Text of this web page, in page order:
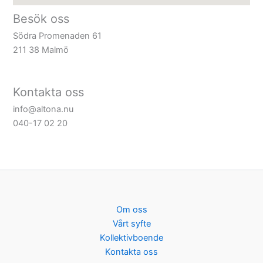
Besök oss
Södra Promenaden 61
211 38 Malmö
Kontakta oss
info@altona.nu
040-17 02 20
Om oss
Vårt syfte
Kollektivboende
Kontakta oss